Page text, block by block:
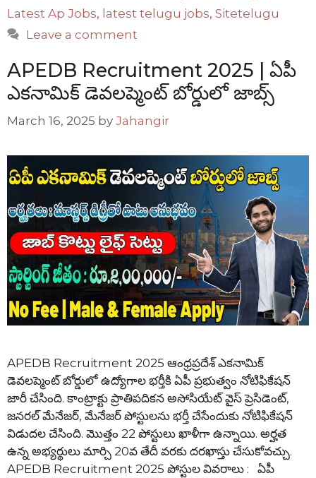
Latest Ap Jobs, latest telugu jobs, Sitetelugu
Leave a comment
APEDB Recruitment 2025 | ఏపీ
ఎకనామిక్ డెవలప్మెంట్ బోర్డులో జాబ్స్
March 16, 2025 by Jahangir
APEDB Recruitment 2025 ఆంధ్రప్రదేశ్ ఎకనామిక్
డెవలప్మెంట్ బోర్డులో ఉద్యోగాల భర్తీకి ఏపీ ప్రభుత్వం నోటిఫికేషన్
జారీ చేసింది. కాంట్రాక్టు ప్రాతిపదికన అసోసియేట్ వైస్ ప్రెసిడెంట్,
జనరల్ మేనేజర్, మేనేజర్ పోస్టులను భర్తీ చేసేందుకు నోటిఫికేషన్
విడుదల చేసింది. మొత్తం 22 పోస్టులు ఖాళీగా ఉన్నాయి. అర్హత
ఉన్న అభ్యర్థులు మార్చి 20వ తేదీ వరకు దరఖాస్తు చేసుకోవచ్చు.
APEDB Recruitment 2025 పోస్టుల వివరాలు : ఏపీ